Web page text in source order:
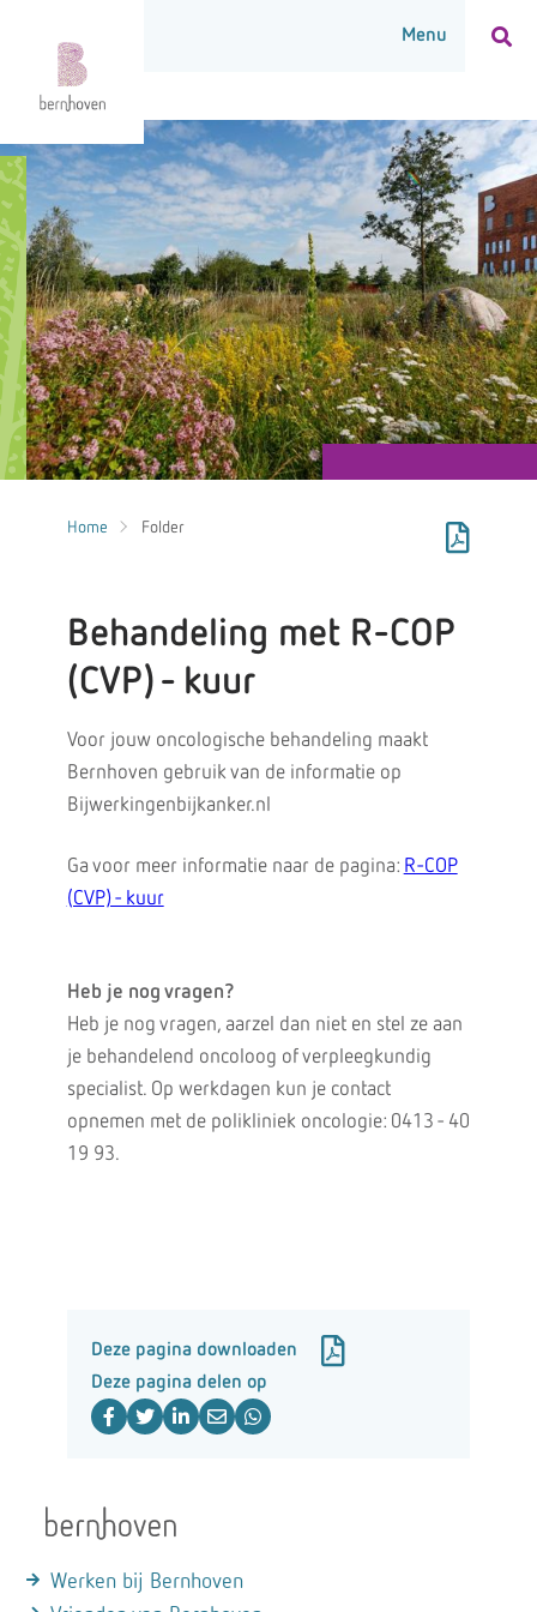
Home Folder
Behandeling met R-COP
(CVP) - kuur
Voor jouw oncologische behandeling maakt
Bernhoven gebruik van de informatie op
Bijwerkingenbijkanker.nl
Ga voor meer informatie naar de pagina: R-COP
(CVP) - kuur
Heb je nog vragen?
Heb je nog vragen, aarzel dan niet en stel ze aan
je behandelend oncoloog of verpleegkundig
specialist. Op werkdagen kun je contact
opnemen met de polikliniek oncologie: 0413 - 40
19 93.
Deze pagina downloaden
Deze pagina delen op
Werken bij Bernhoven